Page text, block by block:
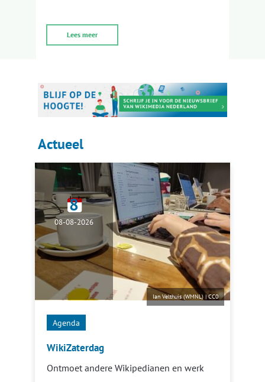
Lees meer
Actueel
Ian Velthuis (WMNL)|CC0
8
08-08-2026
Agenda
WikiZaterdag
Ontmoet andere Wikipedianen en werk